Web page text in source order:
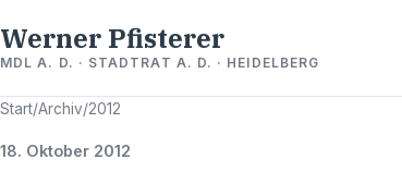
Werner Pfisterer
MDL A. D. · STADTRAT A. D. · HEIDELBERG
Start/Archiv/2012
18. Oktober 2012